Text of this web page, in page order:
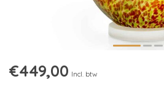
€449,00 Incl. btw